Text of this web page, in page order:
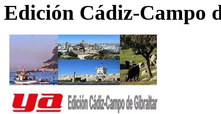
Edición Cádiz-Campo